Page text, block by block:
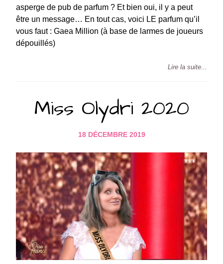
asperge de pub de parfum ? Et bien oui, il y a peut
être un message… En tout cas, voici LE parfum qu’il
vous faut : Gaea Million (à base de larmes de joueurs
dépouillés)
Lire la suite...
Miss Olydri 2020
18 DÉCEMBRE 2019